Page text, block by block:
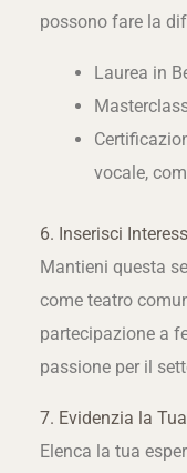
possono fare la
Laurea in
vocale,
6. Inserisci
Mantieni questa
come teatro
partecipazione a
passione per il
7. Evidenzia la
Elenca la tua